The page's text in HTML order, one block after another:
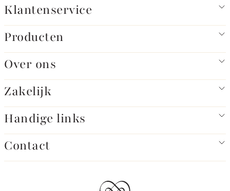
Klantenservice
Producten
Over ons
Zakelijk
Handige links
Contact